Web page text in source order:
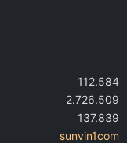
112.584
2.726.509
137.839
sunvin1com